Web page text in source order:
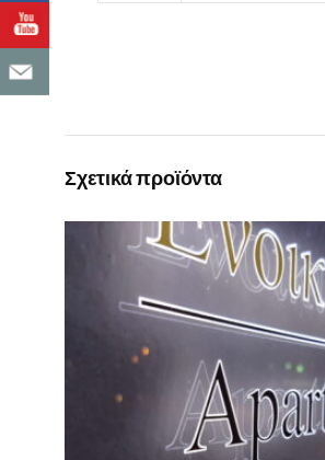
Σχετικά προϊόντα